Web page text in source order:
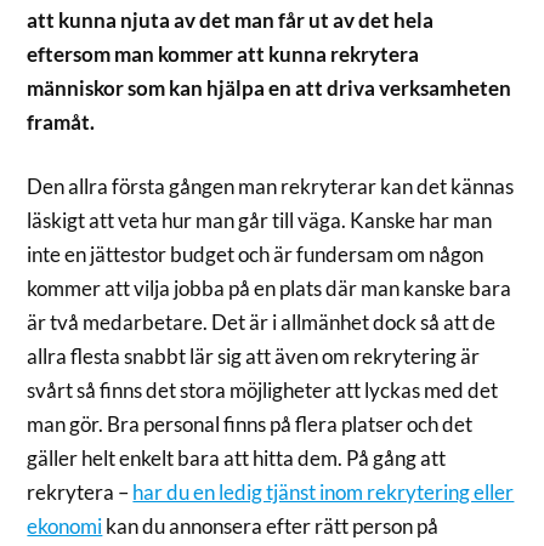
att kunna njuta av det man får ut av det hela
eftersom man kommer att kunna rekrytera
människor som kan hjälpa en att driva verksamheten
framåt.
Den allra första gången man rekryterar kan det kännas
läskigt att veta hur man går till väga. Kanske har man
inte en jättestor budget och är fundersam om någon
kommer att vilja jobba på en plats där man kanske bara
är två medarbetare. Det är i allmänhet dock så att de
allra flesta snabbt lär sig att även om rekrytering är
svårt så finns det stora möjligheter att lyckas med det
man gör. Bra personal finns på flera platser och det
gäller helt enkelt bara att hitta dem. På gång att
rekrytera –har du en ledig tjänst inom rekrytering eller
ekonomikan du annonsera efter rätt person på